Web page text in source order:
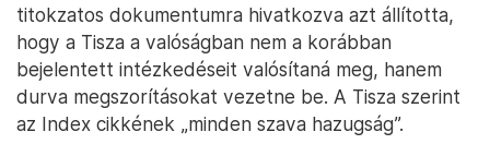
titokzatos dokumentumra hivatkozva azt állította,
hogy a Tisza a valóságban nem a korábban
bejelentett intézkedéseit valósítaná meg, hanem
durva megszorításokat vezetne be. A Tisza szerint
az Index cikkének „minden szava hazugság”.